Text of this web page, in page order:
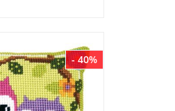
- 40%